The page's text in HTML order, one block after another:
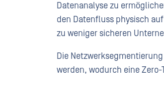
Datenanalyse zu
den Datenfluss physisch
zu weniger sicheren
Die
werden, wodurch eine